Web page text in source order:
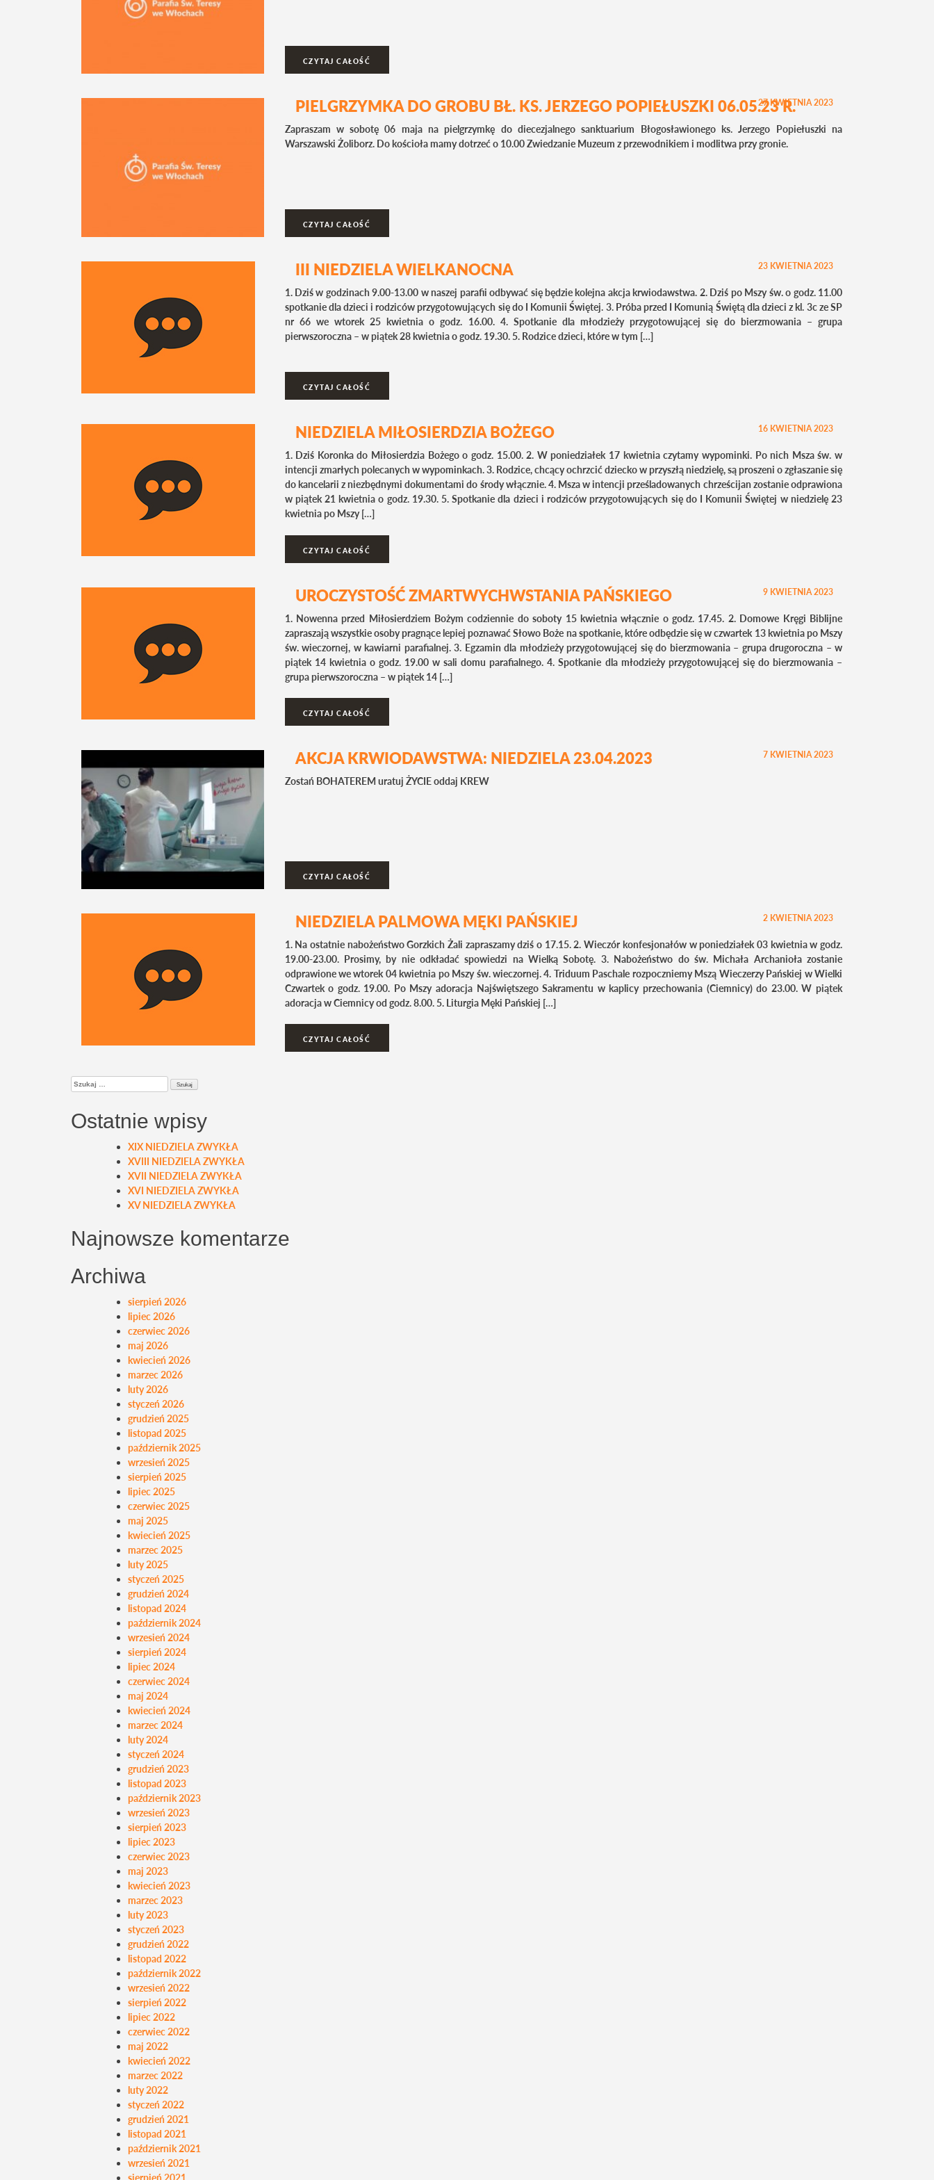
CZYTAJ CAŁOŚĆ
PIELGRZYMKA DO GROBU BŁ. KS. JERZEGO POPIEŁUSZKI 06.05.23 R.27 KWIETNIA 2023
Zapraszam w sobotę 06 maja na pielgrzymkę do diecezjalnego sanktuarium Błogosławionego ks. Jerzego Popiełuszki na
Warszawski Żoliborz. Do kościoła mamy dotrzeć o 10.00 Zwiedzanie Muzeum z przewodnikiem i modlitwa przy gronie.
CZYTAJ CAŁOŚĆ
III NIEDZIELA WIELKANOCNA 23 KWIETNIA 2023
1. Dziś w godzinach 9.00-13.00 w naszej parafii odbywać się będzie kolejna akcja krwiodawstwa. 2. Dziś po Mszy św. o godz. 11.00
spotkanie dla dzieci i rodziców przygotowujących się do I Komunii Świętej. 3. Próba przed I Komunią Świętą dla dzieci z kl. 3c ze SP
nr 66 we wtorek 25 kwietnia o godz. 16.00. 4. Spotkanie dla młodzieży przygotowującej się do bierzmowania – grupa
pierwszoroczna – w piątek 28 kwietnia o godz. 19.30. 5. Rodzice dzieci, które w tym […]
CZYTAJ CAŁOŚĆ
NIEDZIELA MIŁOSIERDZIA BOŻEGO 16 KWIETNIA 2023
1. Dziś Koronka do Miłosierdzia Bożego o godz. 15.00. 2. W poniedziałek 17 kwietnia czytamy wypominki. Po nich Msza św. w
intencji zmarłych polecanych w wypominkach. 3. Rodzice, chcący ochrzcić dziecko w przyszłą niedzielę, są proszeni o zgłaszanie się
do kancelarii z niezbędnymi dokumentami do środy włącznie. 4. Msza w intencji prześladowanych chrześcijan zostanie odprawiona
w piątek 21 kwietnia o godz. 19.30. 5. Spotkanie dla dzieci i rodziców przygotowujących się do I Komunii Świętej w niedzielę 23
kwietnia po Mszy […]
CZYTAJ CAŁOŚĆ
UROCZYSTOŚĆ ZMARTWYCHWSTANIA PAŃSKIEGO 9 KWIETNIA 2023
1. Nowenna przed Miłosierdziem Bożym codziennie do soboty 15 kwietnia włącznie o godz. 17.45. 2. Domowe Kręgi Biblijne
zapraszają wszystkie osoby pragnące lepiej poznawać Słowo Boże na spotkanie, które odbędzie się w czwartek 13 kwietnia po Mszy
św. wieczornej, w kawiarni parafialnej. 3. Egzamin dla młodzieży przygotowującej się do bierzmowania – grupa drugoroczna – w
piątek 14 kwietnia o godz. 19.00 w sali domu parafialnego. 4. Spotkanie dla młodzieży przygotowującej się do bierzmowania –
grupa pierwszoroczna – w piątek 14 […]
CZYTAJ CAŁOŚĆ
AKCJA KRWIODAWSTWA: NIEDZIELA 23.04.2023 7 KWIETNIA 2023
Zostań BOHATEREM uratuj ŻYCIE oddaj KREW
CZYTAJ CAŁOŚĆ
NIEDZIELA PALMOWA MĘKI PAŃSKIEJ 2 KWIETNIA 2023
1. Na ostatnie nabożeństwo Gorzkich Żali zapraszamy dziś o 17.15. 2. Wieczór konfesjonałów w poniedziałek 03 kwietnia w godz.
19.00-23.00. Prosimy, by nie odkładać spowiedzi na Wielką Sobotę. 3. Nabożeństwo do św. Michała Archanioła zostanie
odprawione we wtorek 04 kwietnia po Mszy św. wieczornej. 4. Triduum Paschale rozpoczniemy Mszą Wieczerzy Pańskiej w Wielki
Czwartek o godz. 19.00. Po Mszy adoracja Najświętszego Sakramentu w kaplicy przechowania (Ciemnicy) do 23.00. W piątek
adoracja w Ciemnicy od godz. 8.00. 5. Liturgia Męki Pańskiej […]
CZYTAJ CAŁOŚĆ
Szukaj:
Ostatnie wpisy
XIX NIEDZIELA ZWYKŁA
XVIII NIEDZIELA ZWYKŁA
XVII NIEDZIELA ZWYKŁA
XVI NIEDZIELA ZWYKŁA
XV NIEDZIELA ZWYKŁA
Najnowsze komentarze
Archiwa
sierpień 2026
lipiec 2026
czerwiec 2026
maj 2026
kwiecień 2026
marzec 2026
luty 2026
styczeń 2026
grudzień 2025
listopad 2025
październik 2025
wrzesień 2025
sierpień 2025
lipiec 2025
czerwiec 2025
maj 2025
kwiecień 2025
marzec 2025
luty 2025
styczeń 2025
grudzień 2024
listopad 2024
październik 2024
wrzesień 2024
sierpień 2024
lipiec 2024
czerwiec 2024
maj 2024
kwiecień 2024
marzec 2024
luty 2024
styczeń 2024
grudzień 2023
listopad 2023
październik 2023
wrzesień 2023
sierpień 2023
lipiec 2023
czerwiec 2023
maj 2023
kwiecień 2023
marzec 2023
luty 2023
styczeń 2023
grudzień 2022
listopad 2022
październik 2022
wrzesień 2022
sierpień 2022
lipiec 2022
czerwiec 2022
maj 2022
kwiecień 2022
marzec 2022
luty 2022
styczeń 2022
grudzień 2021
listopad 2021
październik 2021
wrzesień 2021